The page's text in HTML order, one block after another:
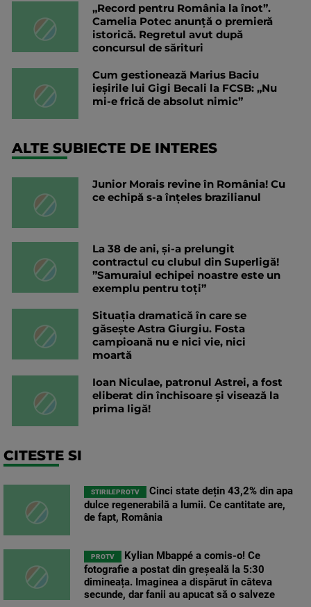
„Record pentru România la înot”.
Camelia Potec anunță o premieră
istorică. Regretul avut după
concursul de sărituri
Cum gestionează Marius Baciu
ieșirile lui Gigi Becali la FCSB: „Nu
mi-e frică de absolut nimic”
ALTE SUBIECTE DE INTERES
Junior Morais revine în România! Cu
ce echipă s-a înțeles brazilianul
La 38 de ani, și-a prelungit
contractul cu clubul din Superligă!
”Samuraiul echipei noastre este un
exemplu pentru toți”
Situația dramatică în care se
găsește Astra Giurgiu. Fosta
campioană nu e nici vie, nici
moartă
Ioan Niculae, patronul Astrei, a fost
eliberat din închisoare și visează la
prima ligă!
CITESTE SI
STIRILEPROTV
Cinci state dețin 43,2% din apa
dulce regenerabilă a lumii. Ce cantitate are,
de fapt, România
PROTV
Kylian Mbappé a comis-o! Ce
fotografie a postat din greșeală la 5:30
dimineața. Imaginea a dispărut în câteva
secunde, dar fanii au apucat să o salveze